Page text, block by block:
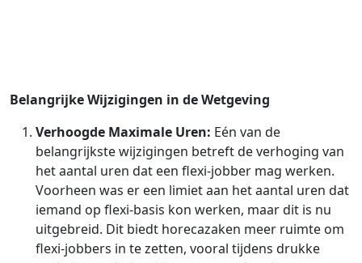
Belangrijke Wijzigingen in de Wetgeving
Verhoogde Maximale Uren: Eén van de
belangrijkste wijzigingen betreft de verhoging van
het aantal uren dat een flexi-jobber mag werken.
Voorheen was er een limiet aan het aantal uren dat
iemand op flexi-basis kon werken, maar dit is nu
uitgebreid. Dit biedt horecazaken meer ruimte om
flexi-jobbers in te zetten, vooral tijdens drukke